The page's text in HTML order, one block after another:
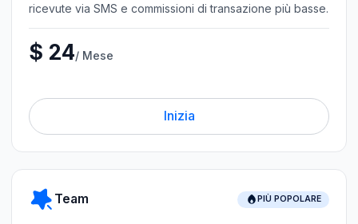
ricevute via SMS e commissioni di transazione più basse.
$ 24/ Mese
Inizia
Team PIÙ POPOLARE